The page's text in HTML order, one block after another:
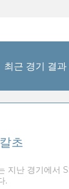
최근 경기 결과
초
지난 경기에서
.